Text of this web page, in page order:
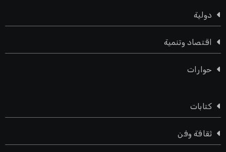
دولية
اقتصاد وتنمية
حوارات
كتابات
ثقافة وفن